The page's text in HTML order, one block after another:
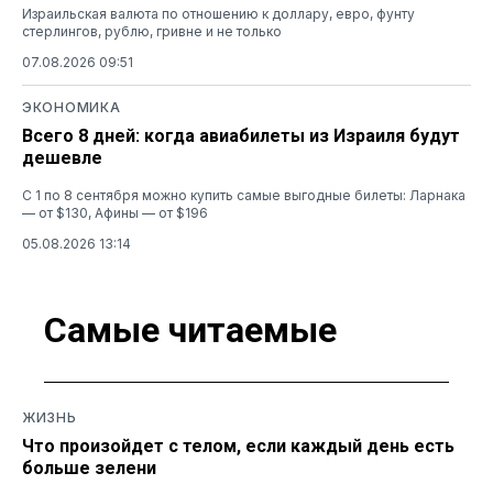
Израильская валюта по отношению к доллару, евро, фунту
стерлингов, рублю, гривне и не только
07.08.2026 09:51
ЭКОНОМИКА
Всего 8 дней: когда авиабилеты из Израиля будут
дешевле
С 1 по 8 сентября можно купить самые выгодные билеты: Ларнака
— от $130, Афины — от $196
05.08.2026 13:14
Самые читаемые
ЖИЗНЬ
Что произойдет с телом, если каждый день есть
больше зелени